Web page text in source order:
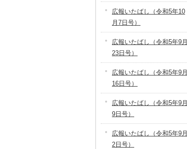
広報いたばし（令和5年10
月7日号）
広報いたばし（令和5年9月
23日号）
広報いたばし（令和5年9月
16日号）
広報いたばし（令和5年9月
9日号）
広報いたばし（令和5年9月
2日号）